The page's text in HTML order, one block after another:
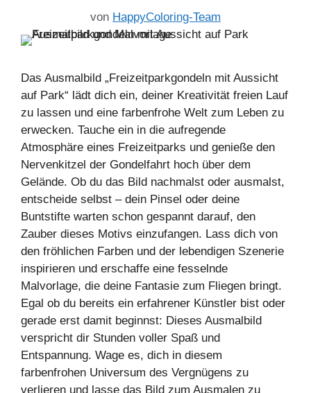
von HappyColoring-Team
Das Ausmalbild „Freizeitparkgondeln mit Aussicht
auf Park“ lädt dich ein, deiner Kreativität freien Lauf
zu lassen und eine farbenfrohe Welt zum Leben zu
erwecken. Tauche ein in die aufregende
Atmosphäre eines Freizeitparks und genieße den
Nervenkitzel der Gondelfahrt hoch über dem
Gelände. Ob du das Bild nachmalst oder ausmalst,
entscheide selbst – dein Pinsel oder deine
Buntstifte warten schon gespannt darauf, den
Zauber dieses Motivs einzufangen. Lass dich von
den fröhlichen Farben und der lebendigen Szenerie
inspirieren und erschaffe eine fesselnde
Malvorlage, die deine Fantasie zum Fliegen bringt.
Egal ob du bereits ein erfahrener Künstler bist oder
gerade erst damit beginnst: Dieses Ausmalbild
verspricht dir Stunden voller Spaß und
Entspannung. Wage es, dich in diesem
farbenfrohen Universum des Vergnügens zu
verlieren und lasse das Bild zum Ausmalen zu